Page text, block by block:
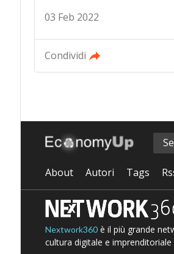
03 Feb 2022
Condividi
About Autori Tags
Nextwork360è il più grande
cultura digitale e